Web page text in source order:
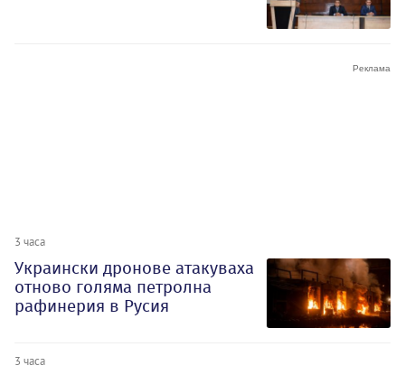
3 часа
Украински дронове атакуваха
отново голяма петролна
рафинерия в Русия
3 часа